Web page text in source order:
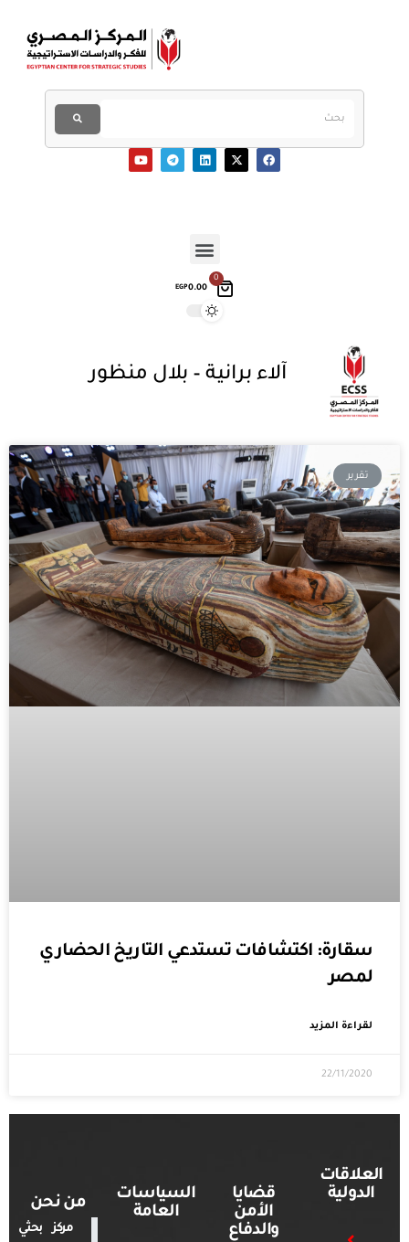
0
EGP0.00
آلاء برانية – بلال منظور
تقرير
سقارة: اكتشافات تستدعي التاريخ الحضاري
لمصر
لقراءة المزيد
22/11/2020
العلاقات
الدولية
قضايا
الأمن
والدفاع
السياسات
العامة
من نحن
مركز بحثي